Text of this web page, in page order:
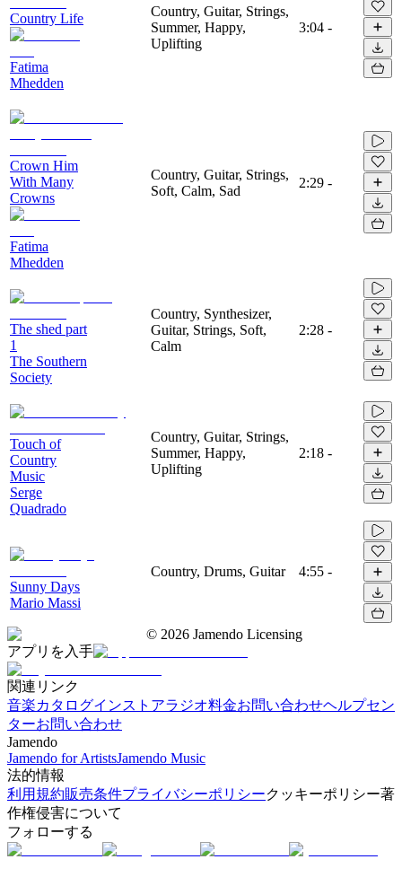
Country Life
Fatima
Mhedden
Country, Guitar, Strings,
Summer, Happy,
Uplifting
3:04 -
Crown Him
With Many
Crowns
Fatima
Mhedden
Country, Guitar, Strings,
Soft, Calm, Sad
2:29 -
The shed part
1
The Southern
Society
Country, Synthesizer,
Guitar, Strings, Soft,
Calm
2:28 -
Touch of
Country
Music
Serge
Quadrado
Country, Guitar, Strings,
Summer, Happy,
Uplifting
2:18 -
Sunny Days
Mario Massi
Country, Drums, Guitar 4:55 -
© 2026 Jamendo Licensing
アプリを入手
関連リンク
音楽カタログインストアラジオ料金お問い合わせヘルプセン
ターお問い合わせ
Jamendo
Jamendo for ArtistsJamendo Music
法的情報
利用規約販売条件プライバシーポリシークッキーポリシー著
作権侵害について
フォローする